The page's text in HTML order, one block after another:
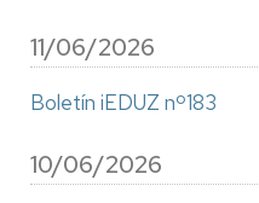
11/06/2026
Boletín iEDUZ nº183
10/06/2026